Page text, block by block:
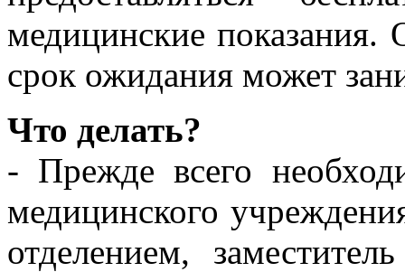
медицинские показания.
срок ожидания может
Что делать?
- Прежде всего
медицинского
отделением,